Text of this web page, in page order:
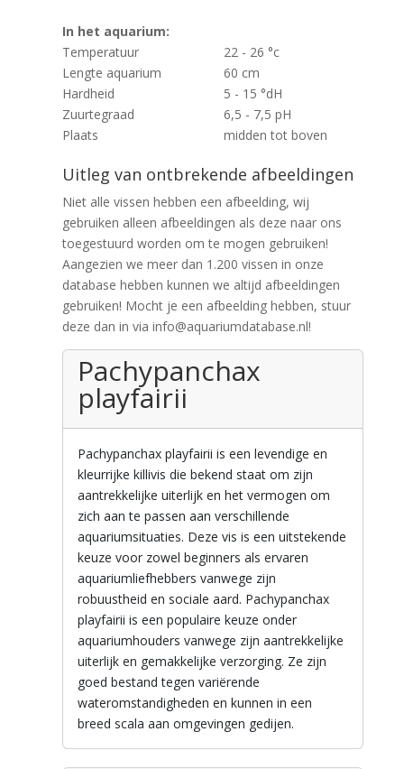
In het aquarium:
Temperatuur
22 - 26 °c
Lengte aquarium
60 cm
Hardheid
5 - 15 °dH
Zuurtegraad
6,5 - 7,5 pH
Plaats
midden tot boven
Uitleg van ontbrekende afbeeldingen
Niet alle vissen hebben een afbeelding, wij
gebruiken alleen afbeeldingen als deze naar ons
toegestuurd worden om te mogen gebruiken!
Aangezien we meer dan 1.200 vissen in onze
database hebben kunnen we altijd afbeeldingen
gebruiken! Mocht je een afbeelding hebben, stuur
deze dan in via info@aquariumdatabase.nl!
Pachypanchax
playfairii
Pachypanchax playfairii is een levendige en
kleurrijke killivis die bekend staat om zijn
aantrekkelijke uiterlijk en het vermogen om
zich aan te passen aan verschillende
aquariumsituaties. Deze vis is een uitstekende
keuze voor zowel beginners als ervaren
aquariumliefhebbers vanwege zijn
robuustheid en sociale aard. Pachypanchax
playfairii is een populaire keuze onder
aquariumhouders vanwege zijn aantrekkelijke
uiterlijk en gemakkelijke verzorging. Ze zijn
goed bestand tegen variërende
wateromstandigheden en kunnen in een
breed scala aan omgevingen gedijen.